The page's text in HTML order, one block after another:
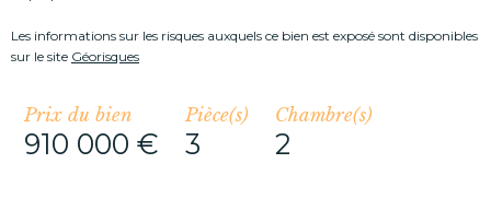
Les informations sur les risques auxquels ce bien est exposé sont disponibles
sur le site Géorisques
Prix du bien
910 000 €
Pièce(s)
3
Chambre(s)
2